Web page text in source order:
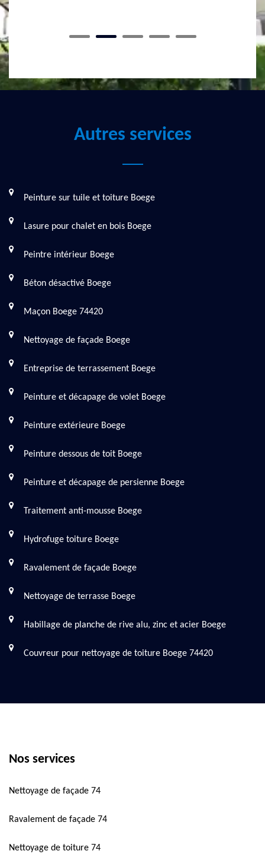
Autres services
Peinture sur tuile et toiture Boege
Lasure pour chalet en bois Boege
Peintre intérieur Boege
Béton désactivé Boege
Maçon Boege 74420
Nettoyage de façade Boege
Entreprise de terrassement Boege
Peinture et décapage de volet Boege
Peinture extérieure Boege
Peinture dessous de toit Boege
Peinture et décapage de persienne Boege
Traitement anti-mousse Boege
Hydrofuge toiture Boege
Ravalement de façade Boege
Nettoyage de terrasse Boege
Habillage de planche de rive alu, zinc et acier Boege
Couvreur pour nettoyage de toiture Boege 74420
Nos services
Nettoyage de façade 74
Ravalement de façade 74
Nettoyage de toiture 74